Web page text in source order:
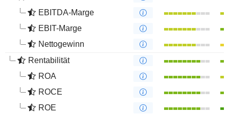
EBITDA-Marge
EBIT-Marge
Nettogewinn
Rentabilität
ROA
ROCE
ROE